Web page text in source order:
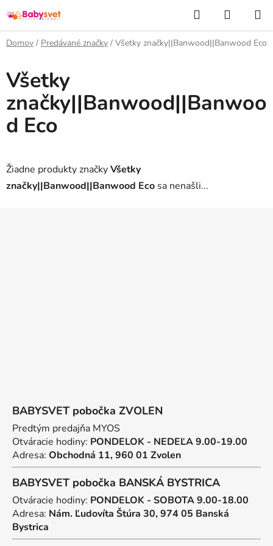
na
obsah
Hľadať
KOŠÍK
Domov / Predávané značky / Všetky značky||Banwood||Banwood Eco
Všetky
značky||Banwood||Banwoo
d Eco
Žiadne produkty značkyVšetky
značky||Banwood||Banwood Eco sa nenašli...
BABYSVET pobočka ZVOLEN
Predtým predajňa MYOS
Otváracie hodiny: PONDELOK - NEDEĽA 9.00-19.00
Adresa: Obchodná 11, 960 01 Zvolen
BABYSVET pobočka BANSKÁ BYSTRICA
Otváracie hodiny: PONDELOK - SOBOTA 9.00-18.00
Adresa: Nám. Ľudovíta Štúra 30, 974 05 Banská
Bystrica